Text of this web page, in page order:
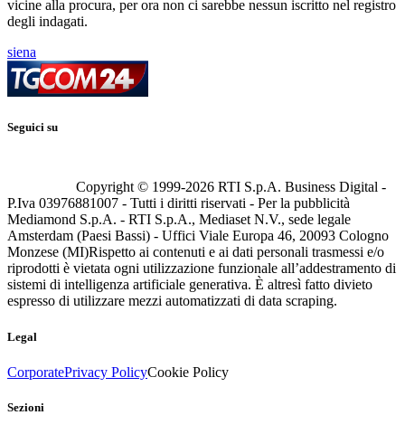
vicine alla procura, per ora non ci sarebbe nessun iscritto nel registro
degli indagati.
siena
Seguici su
Copyright © 1999-2026 RTI S.p.A. Business Digital -
P.Iva 03976881007 - Tutti i diritti riservati - Per la pubblicità
Mediamond S.p.A. - RTI S.p.A., Mediaset N.V., sede legale
Amsterdam (Paesi Bassi) - Uffici Viale Europa 46, 20093 Cologno
Monzese (MI)Rispetto ai contenuti e ai dati personali trasmessi e/o
riprodotti è vietata ogni utilizzazione funzionale all’addestramento di
sistemi di intelligenza artificiale generativa. È altresì fatto divieto
espresso di utilizzare mezzi automatizzati di data scraping.
Legal
CorporatePrivacy PolicyCookie Policy
Sezioni